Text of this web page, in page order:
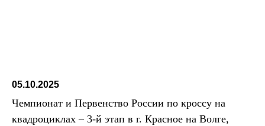
05.10.2025
Чемпионат и Первенство России по кроссу на
квадроциклах – 3-й этап в г. Красное на Волге,